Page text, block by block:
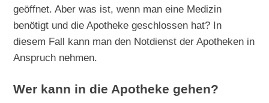
geöffnet. Aber was ist, wenn man eine Medizin
benötigt und die Apotheke geschlossen hat? In
diesem Fall kann man den Notdienst der Apotheken in
Anspruch nehmen.
Wer kann in die Apotheke gehen?